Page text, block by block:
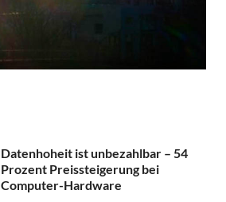
Datenhoheit ist unbezahlbar – 54
Prozent Preissteigerung bei
Computer-Hardware